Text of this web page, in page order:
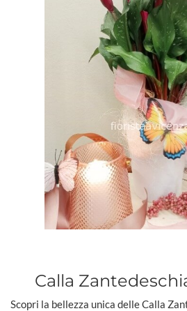
Calla
Scopri la bellezza unica delle Calla